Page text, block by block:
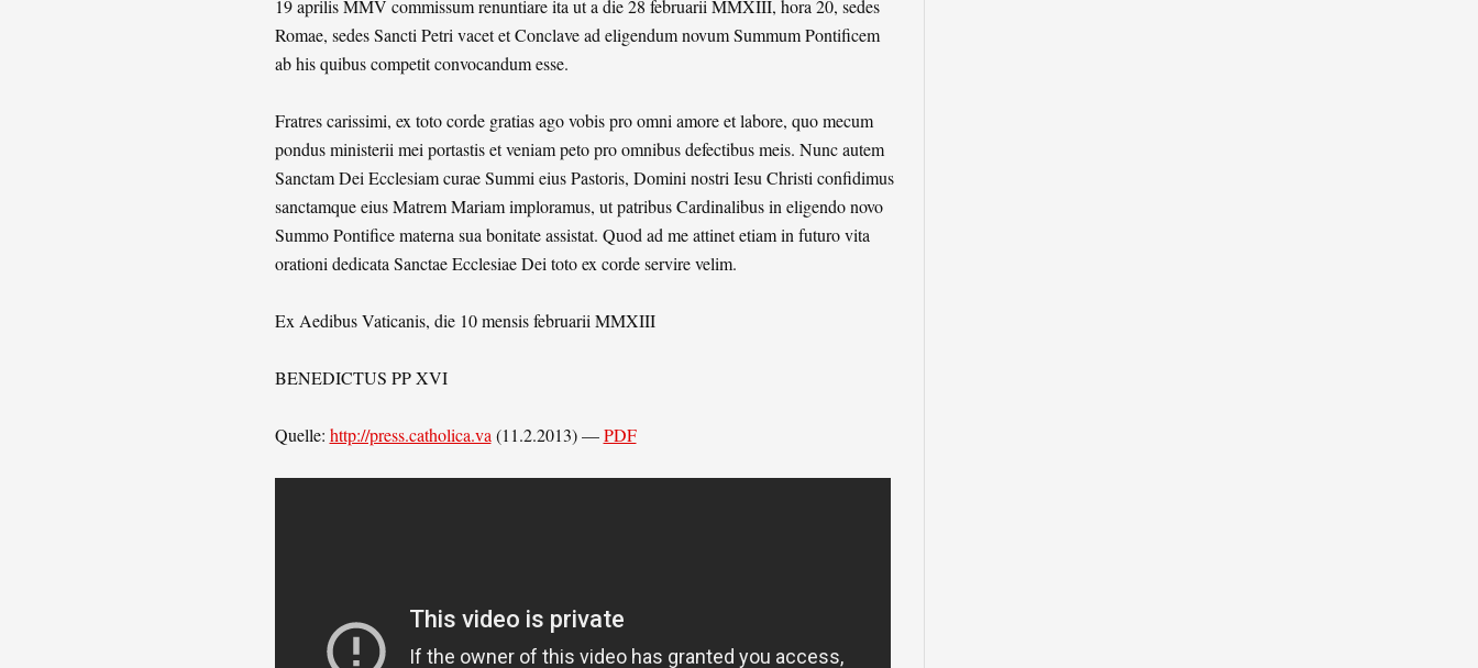
19 aprilis MMV commissum renuntiare ita ut a die 28 februarii MMXIII, hora 20, sedes
Romae, sedes Sancti Petri vacet et Conclave ad eligendum novum Summum Pontificem
ab his quibus competit convocandum esse.
Fratres carissimi, ex toto corde gratias ago vobis pro omni amore et labore, quo mecum
pondus ministerii mei portastis et veniam peto pro omnibus defectibus meis. Nunc autem
Sanctam Dei Ecclesiam curae Summi eius Pastoris, Domini nostri Iesu Christi confidimus
sanctamque eius Matrem Mariam imploramus, ut patribus Cardinalibus in eligendo novo
Summo Pontifice materna sua bonitate assistat. Quod ad me attinet etiam in futuro vita
orationi dedicata Sanctae Ecclesiae Dei toto ex corde servire velim.
Ex Aedibus Vaticanis, die 10 mensis februarii MMXIII
BENEDICTUS PP XVI
Quelle: http://press.catholica.va (11.2.2013) —PDF